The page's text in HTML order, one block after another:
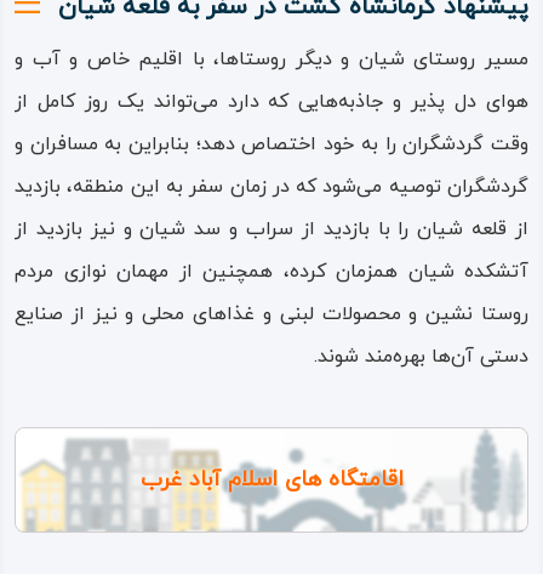
پیشنهاد کرمانشاه گشت در سفر به قلعۀ شیان
مسیر روستای شیان و دیگر روستاها، با اقلیم خاص و آب‌ و
هوای دل‌ پذیر و جاذبه‌هایی که دارد می‌تواند یک روز کامل از
وقت گردشگران را به خود اختصاص دهد؛ بنابراین به مسافران و
گردشگران توصیه می‌شود که در زمان سفر به این منطقه، بازدید
از قلعه شیان را با بازدید از سراب و سد شیان و نیز بازدید از
آتشکده شیان همزمان کرده، همچنین از مهمان‌ نوازی مردم
روستا نشین و محصولات لبنی و غذاهای محلی و نیز از صنایع‌
دستی آن‌ها بهره‌مند شوند.
اقامتگاه های اسلام آباد غرب